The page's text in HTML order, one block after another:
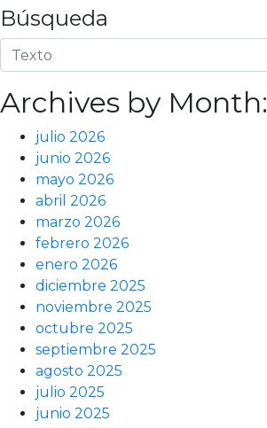
Búsqueda
Archives by Month:
julio 2026
junio 2026
mayo 2026
abril 2026
marzo 2026
febrero 2026
enero 2026
diciembre 2025
noviembre 2025
octubre 2025
septiembre 2025
agosto 2025
julio 2025
junio 2025